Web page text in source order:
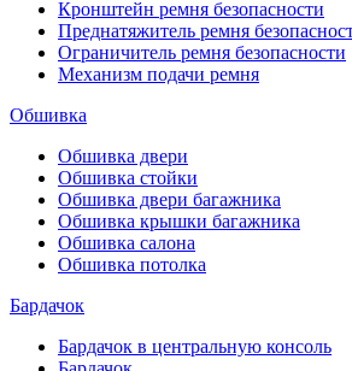
Кронштейн ремня безопасности
Преднатяжитель ремня
Ограничитель ремня безопасности
Механизм подачи ремня
Обшивка
Обшивка двери
Обшивка стойки
Обшивка двери багажника
Обшивка крышки багажника
Обшивка салона
Обшивка потолка
Бардачок
Бардачок в центральную консоль